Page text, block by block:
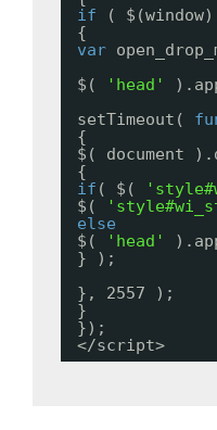
if
(
{
var
$(
'head'
setTimeout(
{
$( document
{
if ( $(
$(
else
$(
'head'
} );
}, 2557 );
}
});
</script>